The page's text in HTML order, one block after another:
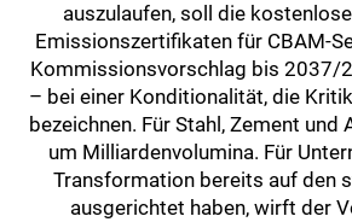
auszulaufen, soll die
Emissionszertifikaten für CBAM-
Kommissionsvorschlag bis 2037/
– bei einer Konditionalität, die
bezeichnen. Für Stahl, Zement und
um Milliardenvolumina. Für
Transformation bereits auf den
ausgerichtet haben, wirft der